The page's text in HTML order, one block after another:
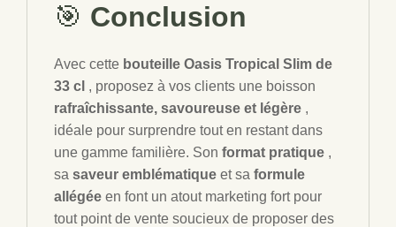
🎯 Conclusion
Avec cette bouteille Oasis Tropical Slim de
33 cl , proposez à vos clients une boisson
rafraîchissante, savoureuse et légère ,
idéale pour surprendre tout en restant dans
une gamme familière. Son format pratique ,
sa saveur emblématique et sa formule
allégée en font un atout marketing fort pour
tout point de vente soucieux de proposer des